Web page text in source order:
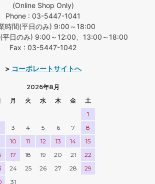
(Online Shop Only)
Phone : 03-5447-1041
時間(平日のみ) 9:00～18:00
平日のみ) 9:00～12:00、13:00～18:00
Fax : 03-5447-1042
> コーポレートサイトへ
2026年8月
月 火 水 木 金
土
1
3 4 5 6 7
8
10 11 12 13 14
15
17 18 19 20 21
22
24 25 26 27 28
29
31